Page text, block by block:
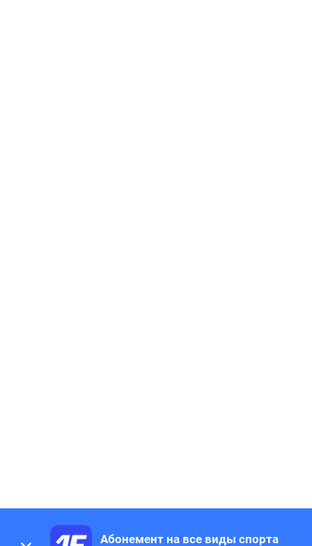
Абонемент на все виды спорта